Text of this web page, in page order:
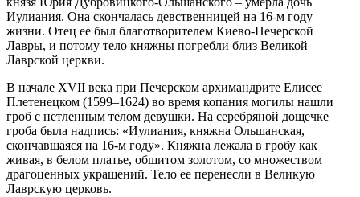
Иулиания. Она скончалась девственницей на 16-м году
жизни. Отец ее был благотворителем Киево-Печерской
Лавры, и потому тело княжны погребли близ Великой
Лаврской церкви.
В начале XVII века при Печерском архимандрите Елисее
Плетенецком (1599–1624) во время копания могилы нашли
гроб с нетленным телом девушки. На серебряной дощечке
гроба была надпись: «Иулиания, княжна Ольшанская,
скончавшаяся на 16-м году». Княжна лежала в гробу как
живая, в белом платье, обшитом золотом, со множеством
драгоценных украшений. Тело ее перенесли в Великую
Лаврскую церковь.